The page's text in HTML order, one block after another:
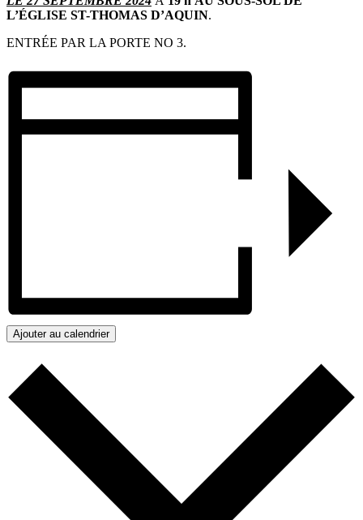
L’ÉGLISE ST-THOMAS D’AQUIN.
ENTRÉE PAR LA PORTE NO 3.
Ajouter au calendrier